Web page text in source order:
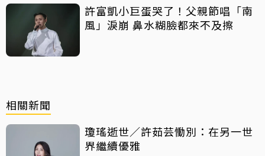
許富凱小巨蛋哭了！父親節唱「南
風」淚崩 鼻水糊臉都來不及擦
相關新聞
瓊瑤逝世／許茹芸慟別：在另一世
界繼續優雅